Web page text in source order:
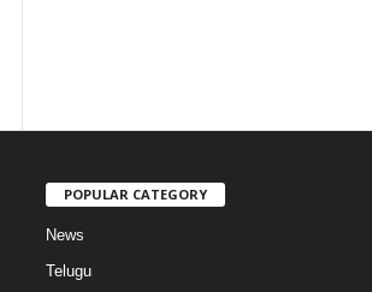
POPULAR CATEGORY
News
Telugu